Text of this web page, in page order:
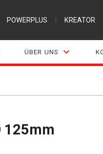
POWERPLUS KREATOR
ÜBER UNS
125mm